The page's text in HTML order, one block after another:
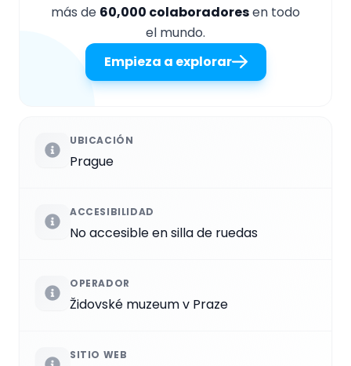
más de 60,000 colaboradoresen todo
el mundo.
Empieza a explorar
UBICACIÓN
Prague
ACCESIBILIDAD
No accesible en silla de ruedas
OPERADOR
Židovské muzeum v Praze
SITIO WEB